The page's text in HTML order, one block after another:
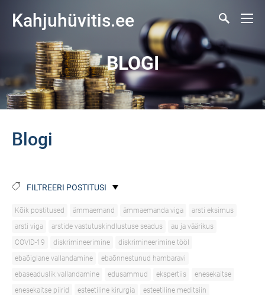
Kahjuhüvitis.ee
BLOGI
Blogi
FILTREERI POSTITUSI
Kõik postitused ämmaemand ämmaemanda viga
arsti eksimus
arsti viga
arstide vastutuskindlustuse seadus
au ja väärikus
COVID-19
diskrimineerimine
diskrimineerimine tööl
ebaõiglane vallandamine
ebaõnnestunud hambaravi
ebaseaduslik vallandamine
edusammud ekspertiis
enesekaitse
enesekaitse piirid
esteetiline kirurgia
esteetiline meditsiin